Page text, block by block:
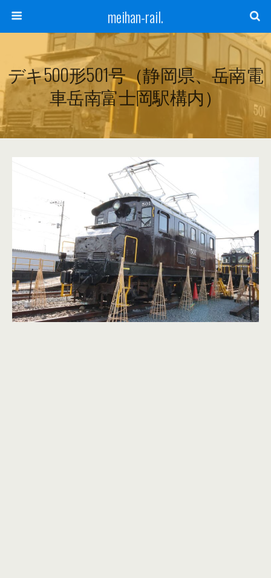
meihan-rail.
デキ500形501号（静岡県、岳南電
車岳南富士岡駅構内）